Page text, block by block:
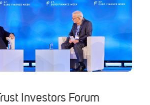
Investors Forum